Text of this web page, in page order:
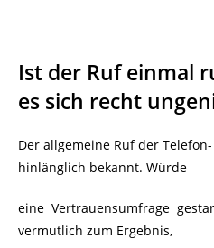
Ist der Ruf einmal
es sich recht
Der allgemeine Ruf der
hinlänglich bekannt. Würde
eine Vertrauensumfrage
vermutlich zum Ergebnis,